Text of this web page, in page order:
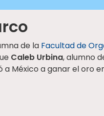
de la Facultad de
Caleb Urbina, alumno
a México a ganar el oro